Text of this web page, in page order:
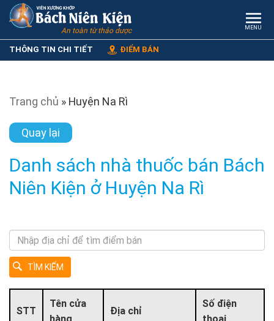
An toàn từ thảo dược MENU
THÔNG TIN CHI TIẾT ĐIỂM BÁN
Trang chủ » Huyện Na Rì
Quay lại
Danh sách nhà thuốc bán Bách
Niên Kiện ở Huyện Na Rì
STT
Tên cửa
hàng
Địa chỉ
Số điện
thoại